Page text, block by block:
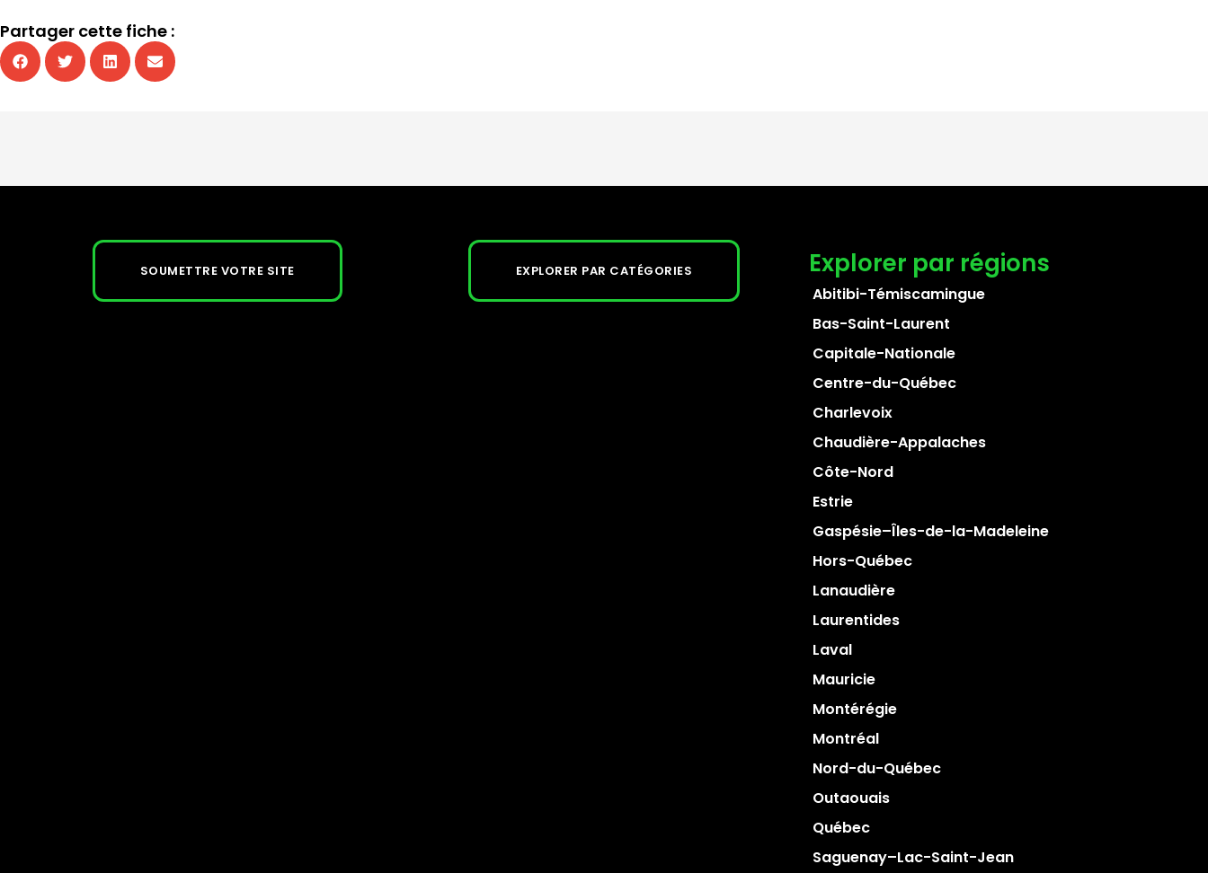
Partager cette fiche :
SOUMETTRE VOTRE SITE EXPLORER PAR CATÉGORIES Explorer par régions
Abitibi-Témiscamingue
Bas-Saint-Laurent
Capitale-Nationale
Centre-du-Québec
Charlevoix
Chaudière-Appalaches
Côte-Nord
Estrie
Gaspésie–Îles-de-la-Madeleine
Hors-Québec
Lanaudière
Laurentides
Laval
Mauricie
Montérégie
Montréal
Nord-du-Québec
Outaouais
Québec
Saguenay–Lac-Saint-Jean